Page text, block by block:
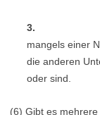
3.
mangels einer
die anderen
oder sind.
(6) Gibt es